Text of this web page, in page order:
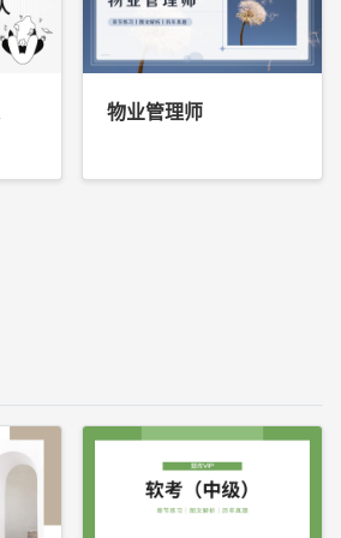
物业管理师